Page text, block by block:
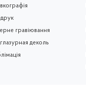
гравіювання
деколь